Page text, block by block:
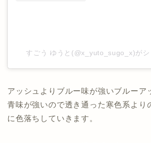
すごう ゆうと(@x_yuto_sugo_x)がシ
アッシュよりブルー味が強いブルーア
青味が強いので透き通った寒色系より
に色落ちしていきます。